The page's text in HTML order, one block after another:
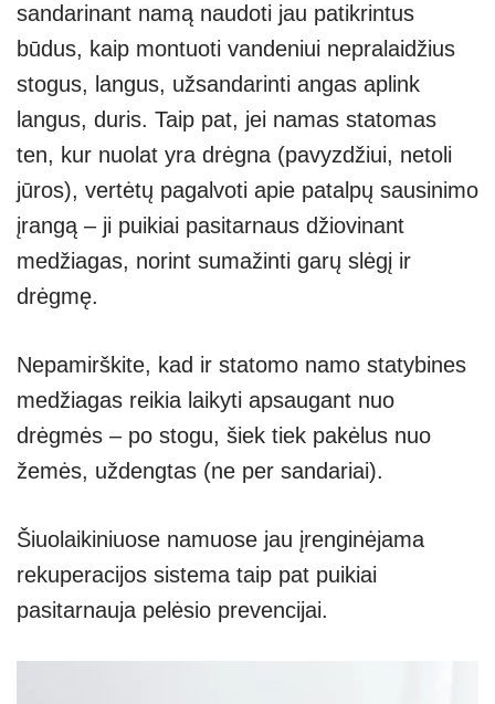
sandarinant namą naudoti jau patikrintus
būdus, kaip montuoti vandeniui nepralaidžius
stogus, langus, užsandarinti angas aplink
langus, duris. Taip pat, jei namas statomas
ten, kur nuolat yra drėgna (pavyzdžiui, netoli
jūros), vertėtų pagalvoti apie patalpų sausinimo
įrangą – ji puikiai pasitarnaus džiovinant
medžiagas, norint sumažinti garų slėgį ir
drėgmę.
Nepamirškite, kad ir statomo namo statybines
medžiagas reikia laikyti apsaugant nuo
drėgmės – po stogu, šiek tiek pakėlus nuo
žemės, uždengtas (ne per sandariai).
Šiuolaikiniuose namuose jau įrenginėjama
rekuperacijos sistema taip pat puikiai
pasitarnauja pelėsio prevencijai.